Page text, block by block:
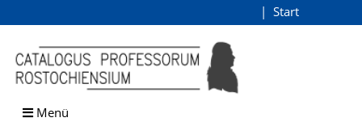
Browsen
direkt zum Inhalt
Start
Menü